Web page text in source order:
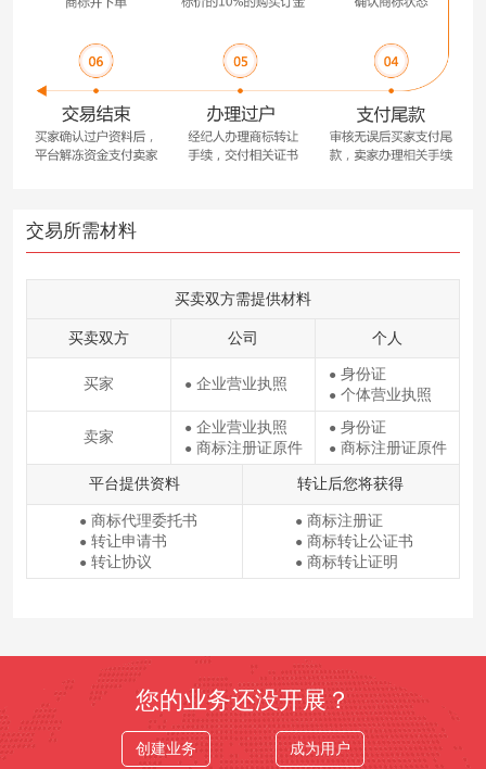
交易所需材料
买卖双方需提供材料
买卖双方 公司 个人
买家 ●企业营业执照 ●身份证
●个体营业执照
卖家 ●企业营业执照
●商标注册证原件
●身份证
●商标注册证原件
平台提供资料 转让后您将获得
●商标代理委托书
●转让申请书
●转让协议
●商标注册证
●商标转让公证书
●商标转让证明
您的业务还没开展？
创建业务 成为用户